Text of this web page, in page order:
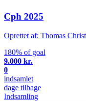
Cph 2025
Oprettet af: Thomas
180% of goal
9.000 kr.
0
indsamlet
dage tilbage
Indsamling